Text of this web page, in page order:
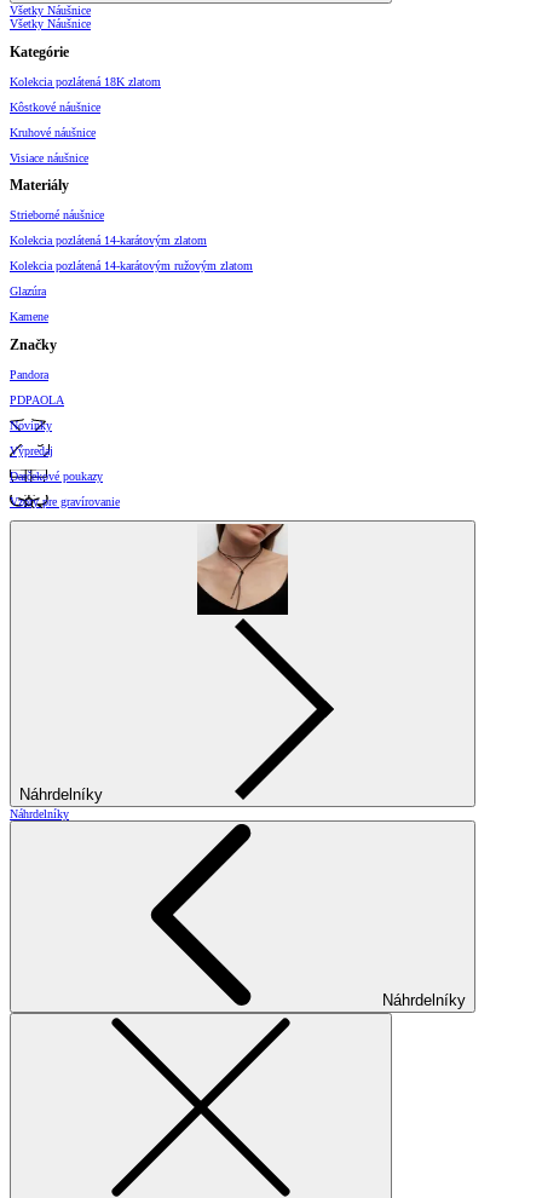
Všetky Náušnice
Všetky Náušnice
Kategórie
Kolekcia pozlátená 18K zlatom
Kôstkové náušnice
Kruhové náušnice
Visiace náušnice
Materiály
Strieborné náušnice
Kolekcia pozlátená 14-karátovým zlatom
Kolekcia pozlátená 14-karátovým ružovým zlatom
Glazúra
Kamene
Značky
Pandora
PDPAOLA
Novinky
Výpredaj
Darčekové poukazy
Vzory pre gravírovanie
Náhrdelníky
Náhrdelníky
Náhrdelníky